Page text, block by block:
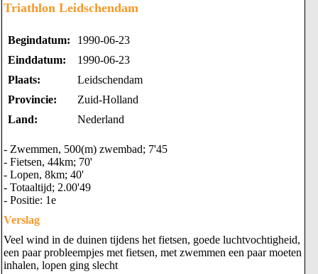
Triathlon Leidschendam
Begindatum:
1990-06-23
Einddatum:
1990-06-23
Plaats:
Leidschendam
Provincie:
Zuid-Holland
Land:
Nederland
- Zwemmen, 500(m) zwembad; 7'45
- Fietsen, 44km; 70'
- Lopen, 8km; 40'
- Totaaltijd; 2.00'49
- Positie: 1e
Verslag
Veel wind in de duinen tijdens het fietsen, goede luchtvochtigheid,
een paar probleempjes met fietsen, met zwemmen een paar moeten
inhalen, lopen ging slecht